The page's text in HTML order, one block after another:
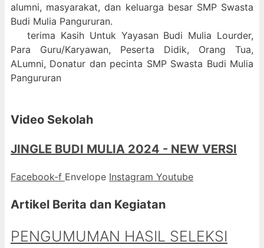
alumni, masyarakat, dan keluarga besar SMP Swasta
Budi Mulia Pangururan.
terima Kasih Untuk Yayasan Budi Mulia Lourder,
Para Guru/Karyawan, Peserta Didik, Orang Tua,
ALumni, Donatur dan pecinta SMP Swasta Budi Mulia
Pangururan
Video Sekolah
JINGLE BUDI MULIA 2024 - NEW VERSI
Facebook-f Envelope Instagram Youtube
Artikel Berita dan Kegiatan
PENGUMUMAN HASIL SELEKSI